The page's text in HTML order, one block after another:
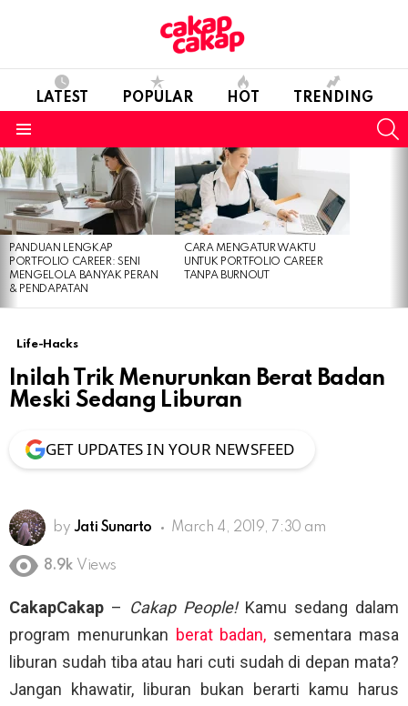
LATEST POPULAR HOT TRENDING
LATEST
STORIES
PANDUAN LENGKAP
PORTFOLIO CAREER: SENI
MENGELOLA BANYAK PERAN
& PENDAPATAN
CARA MENGATUR WAKTU
UNTUK PORTFOLIO CAREER
TANPA BURNOUT
Life-Hacks
Inilah Trik Menurunkan Berat Badan
Meski Sedang Liburan
GET UPDATES IN YOUR NEWSFEED
by Jati Sunarto March 4, 2019, 7:30 am
8.9k Views
CakapCakap – Cakap People! Kamu sedang dalam
program menurunkan berat badan, sementara masa
liburan sudah tiba atau hari cuti sudah di depan mata?
Jangan khawatir, liburan bukan berarti kamu harus